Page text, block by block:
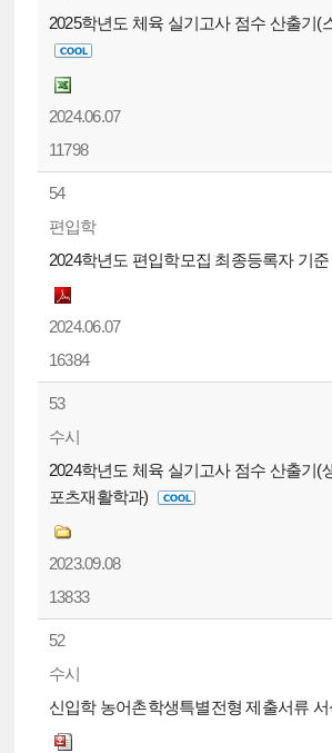
2025학년도 체육 실기고사 점수 산출기(
2024.06.07
11798
54
편입학
2024학년도 편입학모집 최종등록자 기
2024.06.07
16384
53
수시
2024학년도 체육 실기고사 점수 산출기(
포츠재활학과)
2023.09.08
13833
52
수시
신입학 농어촌학생특별전형 제출서류 서